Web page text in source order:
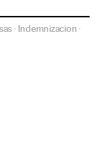
· Indemnizacion ·